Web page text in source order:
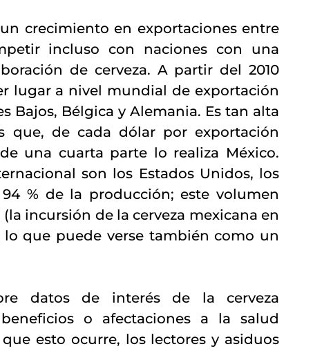
crecimiento en exportaciones entre
incluso con naciones con una
de cerveza. A partir del 2010
lugar a nivel mundial de exportación
Bajos, Bélgica y Alemania. Es tan alta
que, de cada dólar por exportación
una cuarta parte lo realiza México.
son los Estados Unidos, los
% de la producción; este volumen
incursión de la cerveza mexicana en
que puede verse también como un
datos de interés de la cerveza
o afectaciones a la salud
esto ocurre, los lectores y asiduos